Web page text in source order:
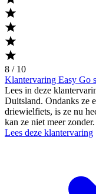
8 / 10
Klantervaring Easy Go
Lees in deze
Duitsland. Ondanks ze
driewielfiets, is ze nu
kan ze niet meer zonder.
Lees deze klantervaring